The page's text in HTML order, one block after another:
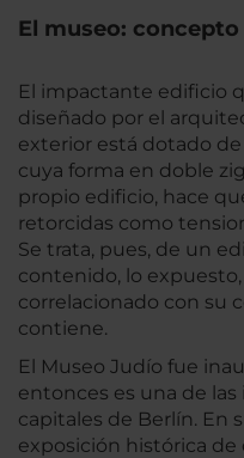
El museo:
El impactante edificio
diseñado por el
exterior está dotado
cuya forma en doble
propio edificio, hace
retorcidas como
Se trata, pues, de un
contenido, lo
correlacionado con su
contiene.
El Museo Judío fue
entonces es una de
capitales de Berlín. En
exposición histórica